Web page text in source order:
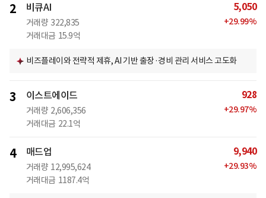
2 비큐AI
거래량 322,835
거래대금 15.9억
5,050
+29.99%
비즈플레이와 전략적 제휴, AI 기반 출장·경비 관리 서비스 고도화
3 이스트에이드
거래량 2,606,356
거래대금 22.1억
928
+29.97%
4 매드업
거래량 12,995,624
거래대금 1187.4억
9,940
+29.93%